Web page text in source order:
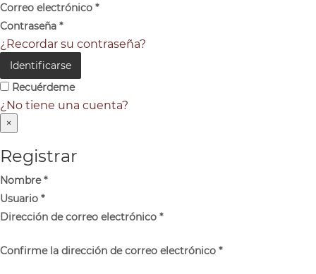
Correo electrónico *
Contraseña *
¿Recordar su contraseña?
Identificarse
Recuérdeme
¿No tiene una cuenta?
×
Registrar
Nombre*
Usuario *
Dirección de correo electrónico *
Confirme la dirección de correo electrónico *